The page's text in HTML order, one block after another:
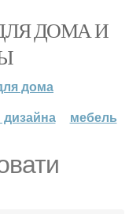
ДОМА И
дома
дизайна мебель